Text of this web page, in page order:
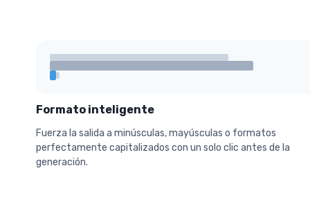
Formato inteligente
Fuerza la salida a minúsculas, mayúsculas o formatos
perfectamente capitalizados con un solo clic antes de la
generación.